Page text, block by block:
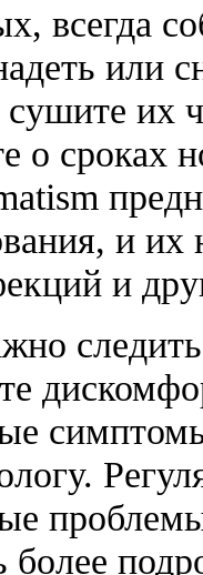
всегда
или
их
о
и их
и
более